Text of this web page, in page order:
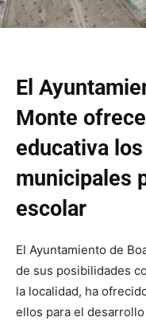
El
Monte
educativa
municipales
escolar
El Ayuntamiento de
de sus posibilidades
la localidad, ha
ellos para el